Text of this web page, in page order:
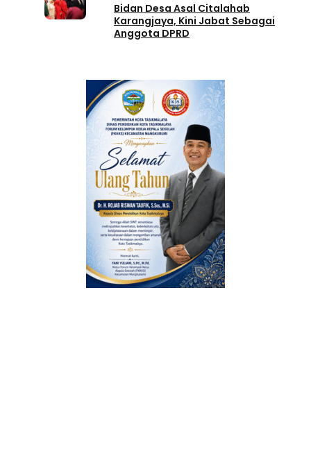
Bidan Desa Asal Citalahab
Karangjaya, Kini Jabat Sebagai
Anggota DPRD